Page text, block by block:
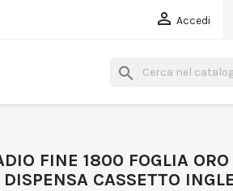
 Accedi
search
FINE 1800 FOGLIA ORO
CASSETTO